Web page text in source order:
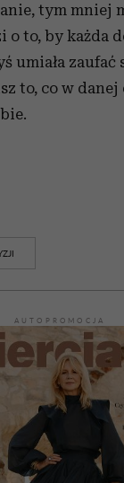
tym mniej
o to, by każda
umiała zaufać
to, co w
AUTOPROMOCJA